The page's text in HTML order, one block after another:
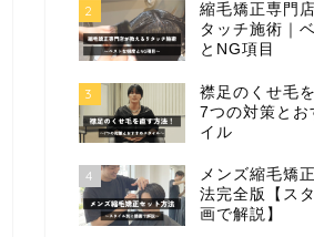
2
縮毛矯正専門
タッチ施術｜
とNG項目
3
襟足のくせ毛
7つの対策とお
イル
4
メンズ縮毛矯
法完全版【ス
画で解説】